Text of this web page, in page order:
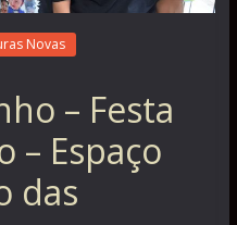
Novas
– Festa
– Espaço
das